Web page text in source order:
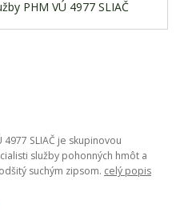
SLIAČ je skupinovou
služby pohonných hmôt a
suchým zipsom. celý popis